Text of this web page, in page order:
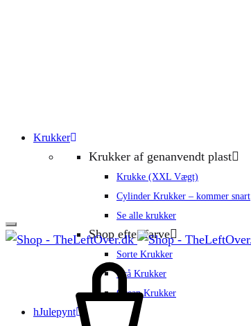
Krukker
Krukker af genanvendt plast
Krukke (XXL Vægt)
Cylinder Krukker – kommer snart
Se alle krukker
Shop efter farve
Sorte Krukker
Grå Krukker
Ocean Krukker
hJulepynt